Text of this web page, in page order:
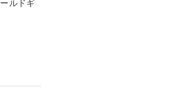
ルドギ